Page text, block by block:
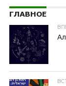
ГЛАВНОЕ